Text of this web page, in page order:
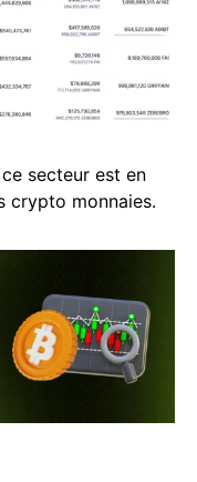
ce secteur est en
crypto monnaies.